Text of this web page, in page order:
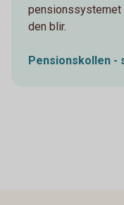
pensionssystemet
den blir.
Pensionskollen -